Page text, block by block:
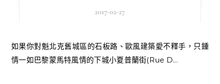
2017-02-27
如果你對魁北克舊城區的石板路、歐風建築愛不釋手，只鍾
情一如巴黎蒙馬特風情的下城小夏普蘭街(Rue D...